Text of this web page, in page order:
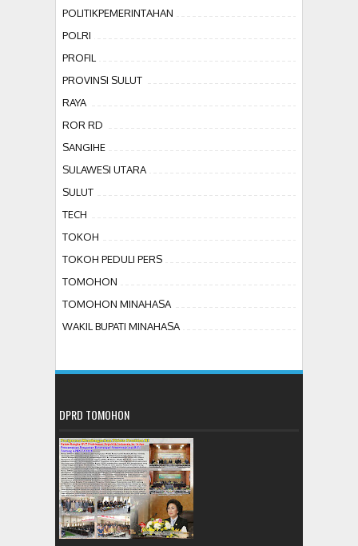
POLITIKPEMERINTAHAN
POLRI
PROFIL
PROVINSI SULUT
RAYA
ROR RD
SANGIHE
SULAWESI UTARA
SULUT
TECH
TOKOH
TOKOH PEDULI PERS
TOMOHON
TOMOHON MINAHASA
WAKIL BUPATI MINAHASA
DPRD TOMOHON